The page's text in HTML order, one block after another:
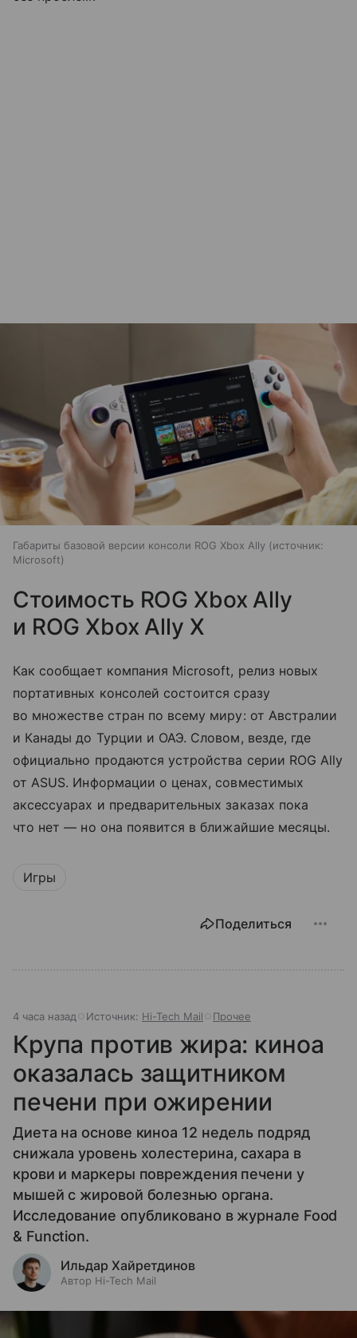
Габариты базовой версии консоли ROG Xbox Ally
источник:
Microsoft
Стоимость ROG Xbox Ally
и ROG Xbox Ally X
Как сообщает компания Microsoft, релиз новых
портативных консолей состоится сразу
во множестве стран по всему миру: от Австралии
и Канады до Турции и ОАЭ. Словом, везде, где
официально продаются устройства серии ROG Ally
от ASUS. Информации о ценах, совместимых
аксессуарах и предварительных заказах пока
что нет — но она появится в ближайшие месяцы.
Игры
Поделиться
4 часа назад Источник: Hi-Tech Mail Прочее
Крупа против жира: киноа
оказалась защитником
печени при ожирении
Диета на основе киноа 12 недель подряд
снижала уровень холестерина, сахара в
крови и маркеры повреждения печени у
мышей с жировой болезнью органа.
Исследование опубликовано в журнале Food
& Function.
Ильдар Хайретдинов
Автор Hi-Tech Mail